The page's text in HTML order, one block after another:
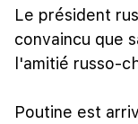
Le président
convaincu que
l'amitié russo-
Poutine est